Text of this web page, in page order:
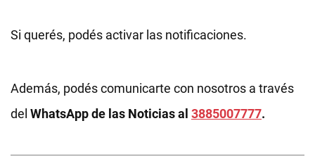
Si querés, podés activar las notificaciones.
Además, podés comunicarte con nosotros a través
del WhatsApp de las Noticias al 3885007777.